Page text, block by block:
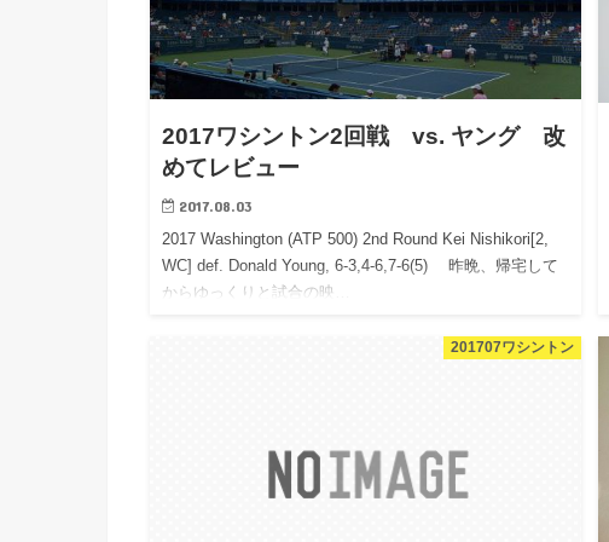
2017ワシントン2回戦 vs. ヤング 改
めてレビュー
2017.08.03
2017 Washington (ATP 500) 2nd Round Kei Nishikori[2,
WC] def. Donald Young, 6-3,4-6,7-6(5) 昨晩、帰宅して
からゆっくりと試合の映…
201707ワシントン